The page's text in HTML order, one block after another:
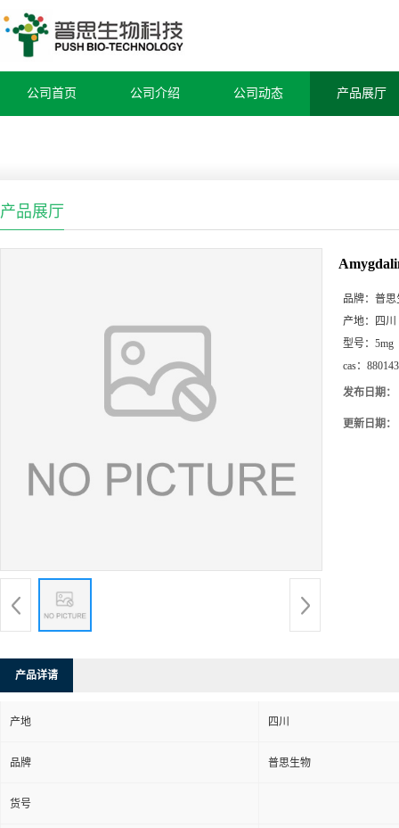
公司首页 公司介绍 公司动态 产品展厅
产品展厅
品牌： 普思
产地：
四川
型号： 5mg
cas：
发布日期：
更新日期：
产品详请
产地 四川
品牌 普思生物
货号